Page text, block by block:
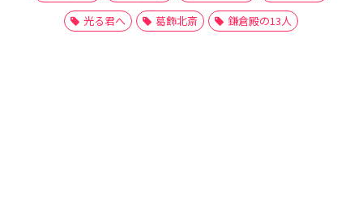
光る君へ
葛飾北斎 鎌倉殿の13人